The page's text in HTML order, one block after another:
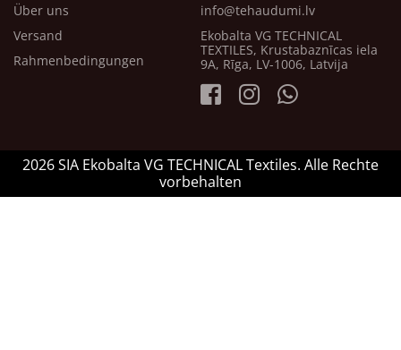
Über uns
Versand
Rahmenbedingungen
info@tehaudumi.lv
Ekobalta VG TECHNICAL
TEXTILES, Krustabaznīcas iela
9A, Rīga, LV-1006, Latvija
2026 SIA Ekobalta VG TECHNICAL Textiles. Alle Rechte
vorbehalten